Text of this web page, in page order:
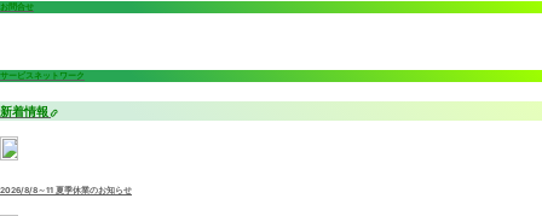
お問合せ
サービスネットワーク
新着情報
2026/8/8～11 夏季休業のお知らせ